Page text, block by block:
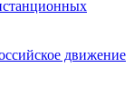
движение